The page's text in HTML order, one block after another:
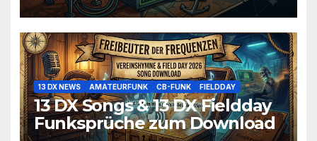
13 DX NEWS AMATEURFUNK CB-FUNK FIELDDAY
13 DX Songs & 13 DX Fieldday
Funksprüche zum Download